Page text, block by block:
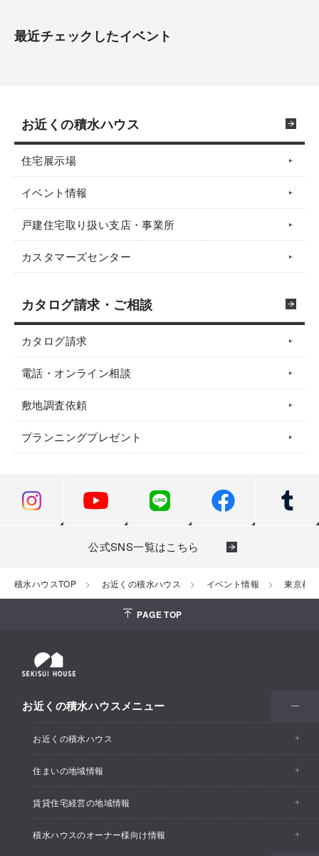
最近チェックしたイベント
お近くの積水ハウス
住宅展示場
イベント情報
戸建住宅取り扱い支店・事業所
カスタマーズセンター
カタログ請求・ご相談
カタログ請求
電話・オンライン相談
敷地調査依頼
プランニングプレゼント
公式SNS一覧はこちら
積水ハウスTOP お近くの積水ハウス イベント情報 東京都
PAGE TOP
お近くの積水ハウスメニュー
お近くの積水ハウス
お近くの積水ハウストップ
住まいの地域情報
イベント情報
住宅展示場・ショールーム情報
賃貸住宅経営の地域情報
イベント情報
積水ハウスのオーナー様向け情報